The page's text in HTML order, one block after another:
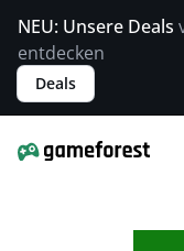
NEU: Unsere Deals
entdecken
Deals